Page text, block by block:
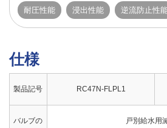
耐圧性能 浸出性能 逆流防止性
仕様
製品記号 RC47N-FLPL1
バルブの
戸別給水用